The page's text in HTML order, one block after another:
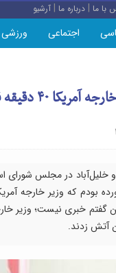
با ما |درباره ما |آرشیو
اجتماعی ورزشی
آتش گرفتن اطلاع داشت
و خلیل‌آباد در مجلس
بودم که وزیر خارجه
آتش زدند.